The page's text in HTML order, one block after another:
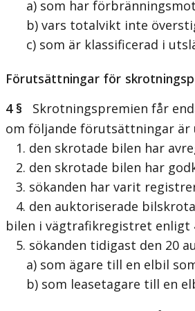
a) som har
b) vars totalvikt inte
c) som är klassificerad i
Förutsättningar för
4 § Skrotningspremien får
om följande förutsättningar är
1. den skrotade bilen har
2. den skrotade bilen har
3. sökanden har varit
4. den auktoriserade
bilen i vägtrafikregistret enligt
5. sökanden tidigast den 20
a) som ägare till en elbil
b) som leasetagare till en